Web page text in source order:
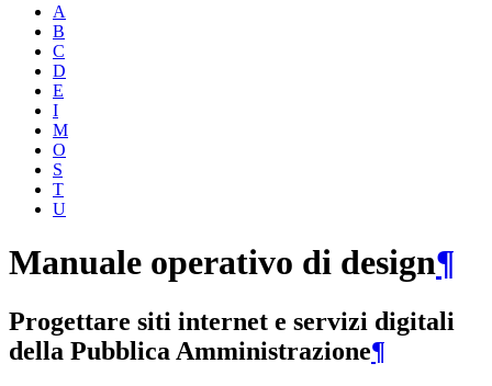
A
B
C
D
E
I
M
O
S
T
U
Manuale operativo di design¶
Progettare siti internet e servizi digitali
della Pubblica Amministrazione¶